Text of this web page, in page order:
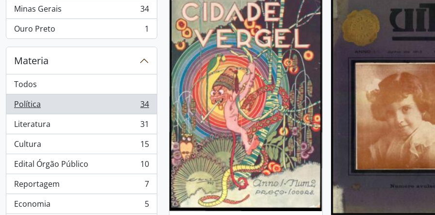
Minas Gerais
, 34 resultados
34
Ouro Preto
, 1 resultados 1
Materia
Todos
Política
, 34 resultados
34
Literatura
, 31 resultados
31
Cultura
, 15 resultados
15
Edital Órgão Público
, 10 resultados
10
Reportagem
, 7 resultados
7
Economia
, 5 resultados
5